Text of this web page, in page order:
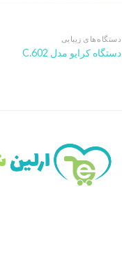
دستگاه‌های زیبایی
دستگاه کرایو مدل C.602